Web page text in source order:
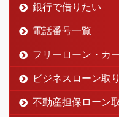
銀行で借りたい
電話番号一覧
フリーローン・カ
ビジネスローン取
不動産担保ローン